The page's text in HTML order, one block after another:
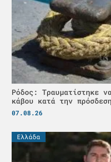
Ρόδος: Τραυματίστηκε
κάβου κατά την
07.08.26
Ελλάδα